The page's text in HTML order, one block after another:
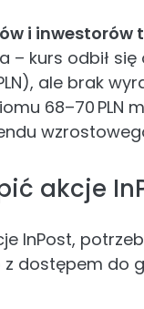
i inwestorów
– kurs odbił się
ale brak
68–70 PLN
akcje
InPost,
dostępem do